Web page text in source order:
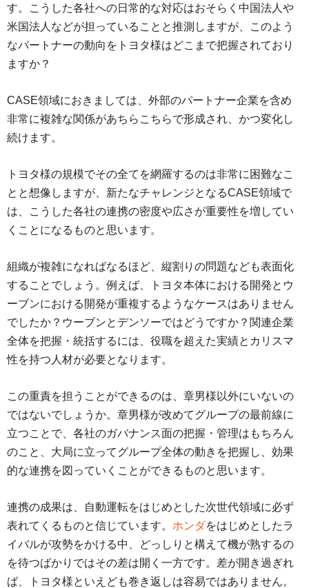
す。こうした各社への日常的な対応はおそらく中国法人や
米国法人などが担っていることと推測しますが、このよう
なパートナーの動向をトヨタ様はどこまで把握されており
ますか？
CASE領域におきましては、外部のパートナー企業を含め
非常に複雑な関係があちらこちらで形成され、かつ変化し
続けます。
トヨタ様の規模でその全てを網羅するのは非常に困難なこ
とと想像しますが、新たなチャレンジとなるCASE領域で
は、こうした各社の連携の密度や広さが重要性を増してい
くことになるものと思います。
組織が複雑になればなるほど、縦割りの問題なども表面化
することでしょう。例えば、トヨタ本体における開発とウ
ーブンにおける開発が重複するようなケースはありません
でしたか？ウーブンとデンソーではどうですか？関連企業
全体を把握・統括するには、役職を超えた実績とカリスマ
性を持つ人材が必要となります。
この重責を担うことができるのは、章男様以外にいないの
ではないでしょうか。章男様が改めてグループの最前線に
立つことで、各社のガバナンス面の把握・管理はもちろん
のこと、大局に立ってグループ全体の動きを把握し、効果
的な連携を図っていくことができるものと思います。
連携の成果は、自動運転をはじめとした次世代領域に必ず
表れてくるものと信じています。 ホンダをはじめとしたラ
イバルが攻勢をかける中、どっしりと構えて機が熟するの
を待つばかりではその差は開く一方です。差が開き過ぎれ
ば、トヨタ様といえども巻き返しは容易ではありません。